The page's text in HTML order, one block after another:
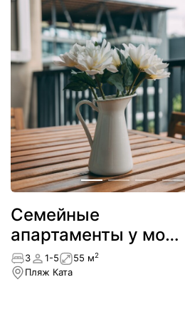
Семейные
апартаменты у моря
— пляж Ката
3 1-5 55 м2
Пляж Ката